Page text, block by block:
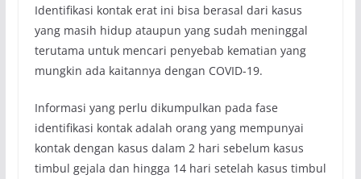
Identifikasi kontak erat ini bisa berasal dari kasus
yang masih hidup ataupun yang sudah meninggal
terutama untuk mencari penyebab kematian yang
mungkin ada kaitannya dengan COVID-19.
Informasi yang perlu dikumpulkan pada fase
identifikasi kontak adalah orang yang mempunyai
kontak dengan kasus dalam 2 hari sebelum kasus
timbul gejala dan hingga 14 hari setelah kasus timbul